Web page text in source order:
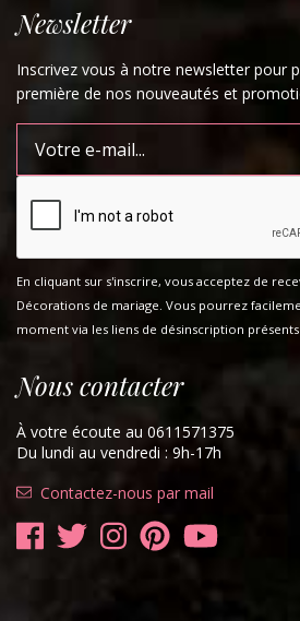
Newsletter
Inscrivez vous à notre newsletter pour
première de nos nouveautés et
En cliquant sur s'inscrire, vous acceptez de
Décorations de mariage. Vous pourrez
moment via les liens de désinscription présents
Nous contacter
À votre écoute au 0611571375
Du lundi au vendredi : 9h-17h
Contactez-nous par mail